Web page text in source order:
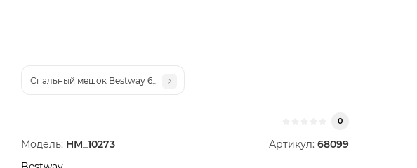
Спальный мешок Bestway 68102
0
Модель: HM_10273 Артикул: 68099